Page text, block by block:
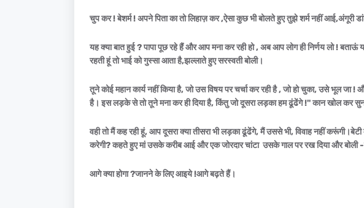
चुप कर ! बेशर्म ! अपने पिता का तो लिहाज़ कर ,ऐसा कुछ भी बोलते हुए तुझे शर्म नहीं आई,अंगूरी
यह क्या बात हुई ? पापा पूछ रहे हैं और आप मना कर रही हो , अब आप लोग ही निर्णय लो !
रहती हूं तो भाई को गुस्सा आता है,झल्लाते हुए सरस्वती बोली।
तूने कोई महान कार्य नहीं किया है, जो उस विषय पर चर्चा कर रही है , जो हो चुका, उसे भूल जा !
है। इस लड़के से तो तूने मना कर ही दिया है, किंतु जो दूसरा लड़का हम ढूंढेंगे !'' कान खोल कर सुन
वही तो मैं कह रही हूं, आप दूसरा क्या तीसरा भी लड़का ढूंढेंगे, मैं उससे भी, विवाह नहीं
करेगी? कहते हुए मां उसके करीब आई और एक जोरदार चांटा उसके गाल पर रख दिया और बोली -
आगे क्या होगा ?जानने के लिए आइये !आगे बढ़ते हैं।